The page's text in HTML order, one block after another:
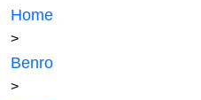
Home
>
Benro
>